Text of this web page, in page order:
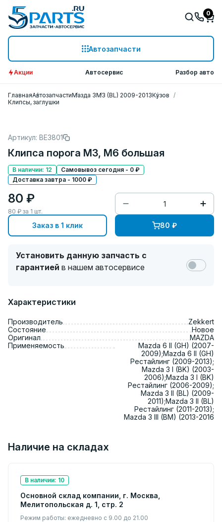
Автозапчасти
0
Акции Автосервис Разбор авто
ГлавнаяАвтозапчастиМазда 3M3 (BL) 2009-2013Кузов
Клипсы, заглушки
Артикул: BE3801
Клипса порога M3, M6 большая
В наличии: 12
Самовывоз сегодня - 0 ₽
Доставка завтра - 1000 ₽
80 ₽
80 ₽ за 1 шт.
Заказ в 1 клик 80 ₽
Установить данную запчасть с
гарантией в нашем автосервисе
Характеристики
Производитель
Zekkert
Состояние
Новое
Оригинал
MAZDA
Применяемость
Mazda 6 II (GH) (2007-
2009);Mazda 6 II (GH)
Рестайлинг (2009-2013);
Mazda 3 I (BK) (2003-
2006);Mazda 3 I (BK)
Рестайлинг (2006-2009);
Mazda 3 II (BL) (2009-
2011);Mazda 3 II (BL)
Рестайлинг (2011-2013);
Mazda 3 III (BM) (2013-2016
Наличие на складах
В наличии: 10
Основной склад компании, г. Москва,
Мелитопольская д. 1, стр. 2
Режим работы: ежедневно с 9.00 до 21.00